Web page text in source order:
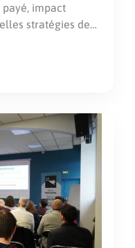
impact
stratégies de…